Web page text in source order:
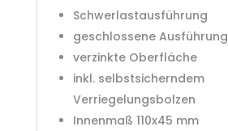
Schwerlastausführung
geschlossene Ausführung
verzinkte Oberfläche
inkl. selbstsicherndem
Verriegelungsbolzen
Innenmaß 110x45 mm